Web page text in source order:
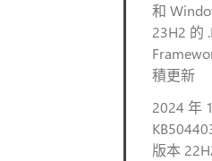
和
23H2 的
積更新
2024 年
版本